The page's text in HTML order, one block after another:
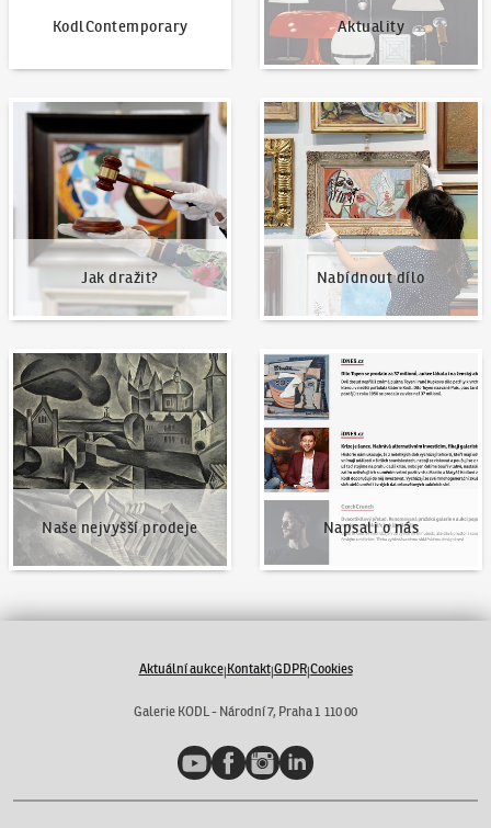
KodlContemporary Aktuality
Jak dražit?
Jak dražit?
Nabídnout dílo
Nabídnout dílo
Naše nejvyšší prodeje
Naše nejvyšší prodeje
Napsali o nás
Napsali o nás
Aktuální aukce|Kontakt|GDPR|Cookies
Galerie KODL - Národní 7, Praha 1 110 00
YouTubeFacebookInstagramLinkedIn